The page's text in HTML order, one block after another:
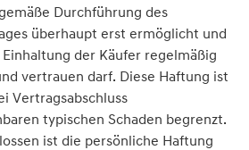
Durchführung des
überhaupt erst ermöglicht und
der Käufer regelmäßig
vertrauen darf. Diese Haftung ist
Vertragsabschluss
typischen Schaden begrenzt.
ist die persönliche Haftung